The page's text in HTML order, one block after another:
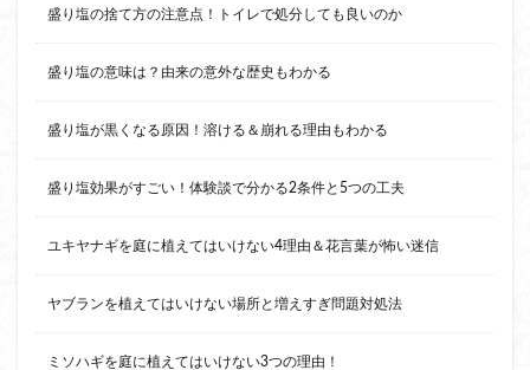
盛り塩の捨て方の注意点！トイレで処分しても良いのか
盛り塩の意味は？由来の意外な歴史もわかる
盛り塩が黒くなる原因！溶ける＆崩れる理由もわかる
盛り塩効果がすごい！体験談で分かる2条件と5つの工夫
ユキヤナギを庭に植えてはいけない4理由＆花言葉が怖い迷信
ヤブランを植えてはいけない場所と増えすぎ問題対処法
ミソハギを庭に植えてはいけない3つの理由！